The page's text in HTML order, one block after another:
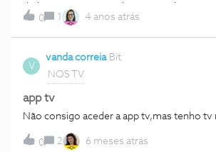
dados móveis??Nao deveria ser
nos??Obrigado
0 1 4 anos atrás
V
vanda correia Bit
NOS TV
app tv
Não consigo aceder a app tv,mas tenho tv
0 2 6 meses atrás